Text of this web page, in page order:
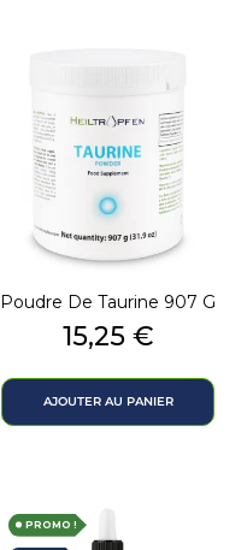
Poudre De Taurine 907 G
Prix
15,25 €
AJOUTER AU PANIER
PROMO !